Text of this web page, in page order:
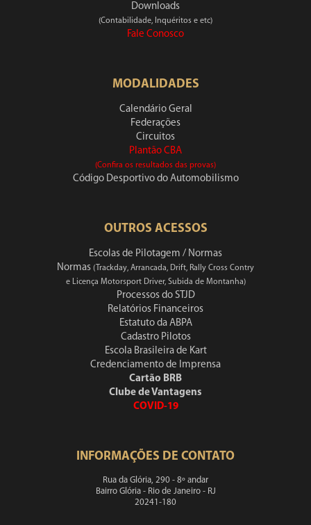
Downloads
(Contabilidade, Inquéritos e etc)
Fale Conosco
MODALIDADES
Calendário Geral
Federações
Circuitos
Plantão CBA
(Confira os resultados das provas)
Código Desportivo do Automobilismo
OUTROS ACESSOS
Escolas de Pilotagem / Normas
Normas (Trackday, Arrancada, Drift, Rally Cross Contry
e Licença Motorsport Driver, Subida de Montanha)
Processos do STJD
Relatórios Financeiros
Estatuto da ABPA
Cadastro Pilotos
Escola Brasileira de Kart
Credenciamento de Imprensa
Cartão BRB
Clube de Vantagens
COVID-19
INFORMAÇÕES DE CONTATO
Rua da Glória, 290 - 8º andar
Bairro Glória - Rio de Janeiro - RJ
20241-180